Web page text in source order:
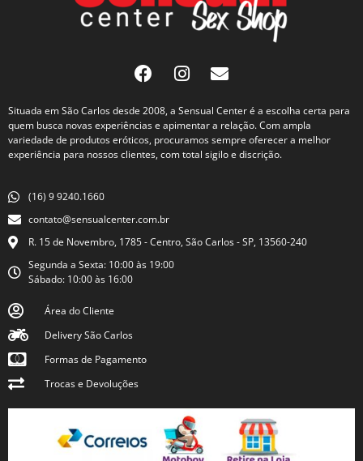
Situada em São Carlos desde 2008, a Sensual Center é a escolha certa para
quem busca novas experiências e apimentar a relação. Com ampla
variedade de produtos eróticos, procuramos sempre oferecer a melhor
experiência para nossos clientes, com total sigilo e discrição.
(16) 9 9240.1660
contato@sensualcenter.com.br
R. 15 de Novembro, 1785 - Centro, São Carlos - SP, 13560-240
Segunda a Sexta: 10:00 às 19:00
Sábado: 10:00 às 16:00
Área do Cliente
Delivery São Carlos
Formas de Pagamento
Trocas e Devoluções